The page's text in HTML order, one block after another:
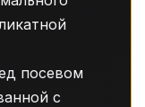
посевом
с